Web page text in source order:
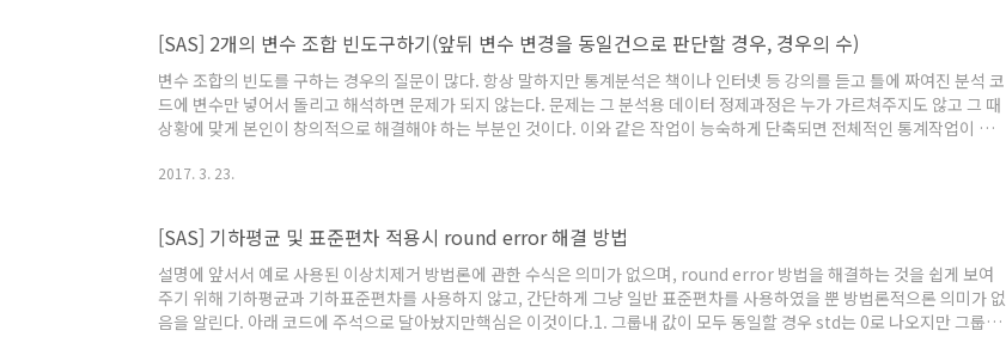
[SAS] 2개의 변수 조합 빈도구하기(앞뒤 변수 변경을 동일건으로 판단할 경우, 경우의 수)
변수 조합의 빈도를 구하는 경우의 질문이 많다. 항상 말하지만 통계분석은 책이나 인터넷 등 강의를 듣고 틀에 짜여진 분석 코
드에 변수만 넣어서 돌리고 해석하면 문제가 되지 않는다. 문제는 그 분석용 데이터 정제과정은 누가 가르쳐주지도 않고 그 때
상황에 맞게 본인이 창의적으로 해결해야 하는 부분인 것이다. 이와 같은 작업이 능숙하게 단축되면 전체적인 통계작업이 매
이 칼럼을 붙였을때 앞뒤칼럼의 순서를 바꾸어서 일치하는 건이 있으면 그것은 동일건으로 본다는 것이다. 내용 자체는 매우
2017. 3. 23.
[SAS] 기하평균 및 표준편차 적용시 round error 해결 방법
설명에 앞서서 예로 사용된 이상치제거 방법론에 관한 수식은 의미가 없으며, round error 방법을 해결하는 것을 쉽게 보여
주기 위해 기하평균과 기하표준편차를 사용하지 않고, 간단하게 그냥 일반 표준편차를 사용하였을 뿐 방법론적으론 의미가 없
음을 알린다. 아래 코드에 주석으로 달아놨지만핵심은 이것이다.1. 그룹내 값이 모두 동일할 경우 std는 0로 나오지만 그룹내